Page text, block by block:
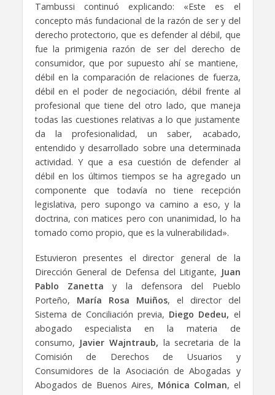
Tambussi continuó explicando: «Este es el
concepto más fundacional de la razón de ser y del
derecho protectorio, que es defender al débil, que
fue la primigenia razón de ser del derecho de
consumidor, que por supuesto ahí se mantiene,
débil en la comparación de relaciones de fuerza,
débil en el poder de negociación, débil frente al
profesional que tiene del otro lado, que maneja
todas las cuestiones relativas a lo que justamente
da la profesionalidad, un saber, acabado,
entendido y desarrollado sobre una determinada
actividad. Y que a esa cuestión de defender al
débil en los últimos tiempos se ha agregado un
componente que todavía no tiene recepción
legislativa, pero supongo va camino a eso, y la
doctrina, con matices pero con unanimidad, lo ha
tomado como propio, que es la vulnerabilidad».
Estuvieron presentes el director general de la
Dirección General de Defensa del Litigante, Juan
Pablo Zanettay la defensora del Pueblo
Porteño, María Rosa Muiños, el director del
Sistema de Conciliación previa, Diego Dedeu, el
abogado especialista en la materia de
consumo, Javier Wajntraub, la secretaria de la
Comisión de Derechos de Usuarios y
Consumidores de la Asociación de Abogadas y
Abogados de Buenos Aires, Mónica Colman, el